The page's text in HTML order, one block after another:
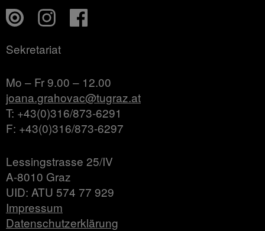
Sekretariat
Mo – Fr 9.00 – 12.00
joana.grahovac@tugraz.at
T: +43(0)316/873-6291
F: +43(0)316/873-6297
Lessingstrasse 25/IV
A-8010 Graz
UID: ATU 574 77 929
Impressum
Datenschutzerklärung